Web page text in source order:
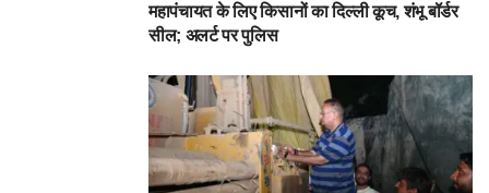
महापंचायत के लिए किसानों का दिल्ली कूच, शंभू बॉर्डर
सील; अलर्ट पर पुलिस